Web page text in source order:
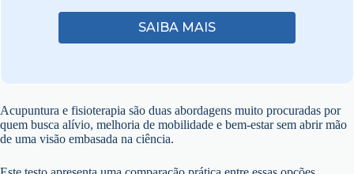
SAIBA MAIS
Acupuntura e fisioterapia são duas abordagens muito procuradas por
quem busca alívio, melhoria de mobilidade e bem-estar sem abrir mão
de uma visão embasada na ciência.